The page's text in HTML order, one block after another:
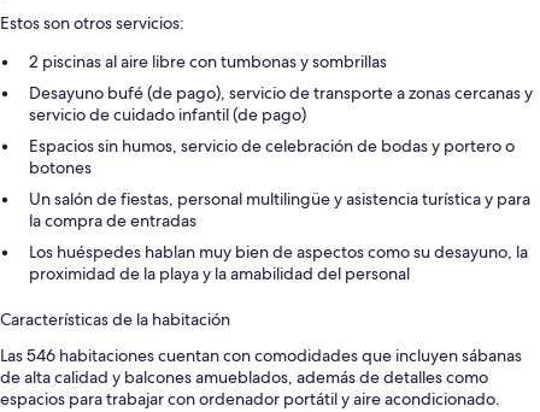
Estos son otros servicios:
2 piscinas al aire libre con tumbonas y sombrillas
Desayuno bufé (de pago), servicio de transporte a zonas cercanas y
servicio de cuidado infantil (de pago)
Espacios sin humos, servicio de celebración de bodas y portero o
botones
Un salón de fiestas, personal multilingüe y asistencia turística y para
la compra de entradas
Los huéspedes hablan muy bien de aspectos como su desayuno, la
proximidad de la playa y la amabilidad del personal
Características de la habitación
Las 546 habitaciones cuentan con comodidades que incluyen sábanas
de alta calidad y balcones amueblados, además de detalles como
espacios para trabajar con ordenador portátil y aire acondicionado.